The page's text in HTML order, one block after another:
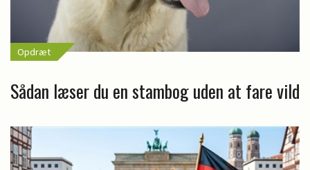
Opdræt
Sådan læser du en stambog uden at fare vild